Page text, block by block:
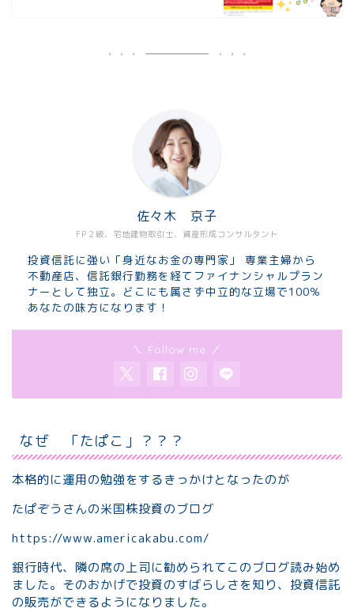
FP２級、宅地建物取引士、資産形成コンサルタント
佐々木 京子
投資信託に強い「身近なお金の専門家」 専業主婦から
不動産店、信託銀行勤務を経てファイナンシャルプラン
ナーとして独立。どこにも属さず中立的な立場で100％
あなたの味方になります！
＼ Follow me ／
なぜ 「たぱこ」？？？
本格的に運用の勉強をするきっかけとなったのが
たぱぞうさんの米国株投資のブログ
https://www.americakabu.com/
銀行時代、隣の席の上司に勧められてこのブログ読み始め
ました。そのおかげで投資のすばらしさを知り、投資信託
の販売ができるようになりました。